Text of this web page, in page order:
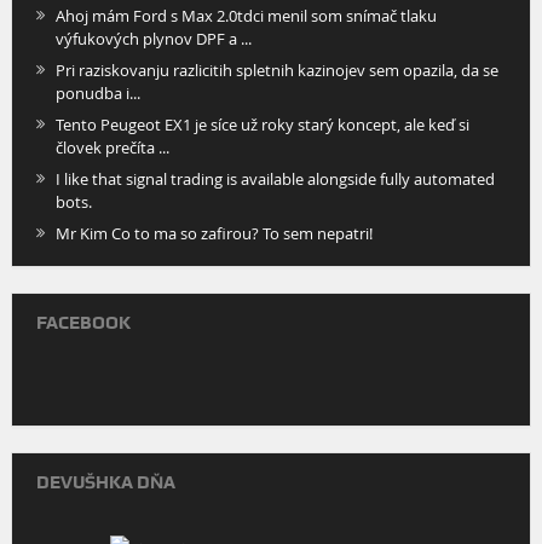
Ahoj mám Ford s Max 2.0tdci menil som snímač tlaku
výfukových plynov DPF a ...
Pri raziskovanju razlicitih spletnih kazinojev sem opazila, da se
ponudba i...
Tento Peugeot EX1 je síce už roky starý koncept, ale keď si
človek prečíta ...
I like that signal trading is available alongside fully automated
bots.
Mr Kim Co to ma so zafirou? To sem nepatri!
FACEBOOK
DEVUŠHKA DŇA